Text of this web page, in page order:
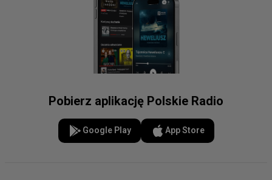
Pobierz aplikację Polskie Radio
Google Play App Store